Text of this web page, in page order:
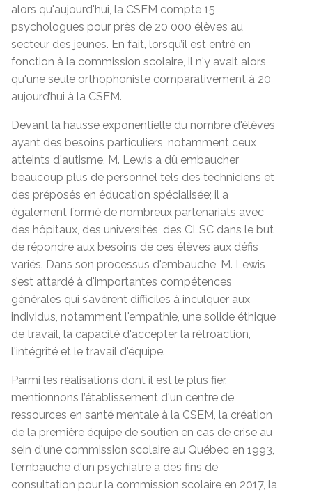
alors qu'aujourd'hui, la CSEM compte 15
psychologues pour près de 20 000 élèves au
secteur des jeunes. En fait, lorsqu’il est entré en
fonction à la commission scolaire, il n'y avait alors
qu'une seule orthophoniste comparativement à 20
aujourd’hui à la CSEM.
Devant la hausse exponentielle du nombre d'élèves
ayant des besoins particuliers, notamment ceux
atteints d'autisme, M. Lewis a dû embaucher
beaucoup plus de personnel tels des techniciens et
des préposés en éducation spécialisée; il a
également formé de nombreux partenariats avec
des hôpitaux, des universités, des CLSC dans le but
de répondre aux besoins de ces élèves aux défis
variés. Dans son processus d'embauche, M. Lewis
s’est attardé à d'importantes compétences
générales qui s’avèrent difficiles à inculquer aux
individus, notamment l'empathie, une solide éthique
de travail, la capacité d'accepter la rétroaction,
l'intégrité et le travail d'équipe.
Parmi les réalisations dont il est le plus fier,
mentionnons l’établissement d'un centre de
ressources en santé mentale à la CSEM, la création
de la première équipe de soutien en cas de crise au
sein d'une commission scolaire au Québec en 1993,
l'embauche d'un psychiatre à des fins de
consultation pour la commission scolaire en 2017, la